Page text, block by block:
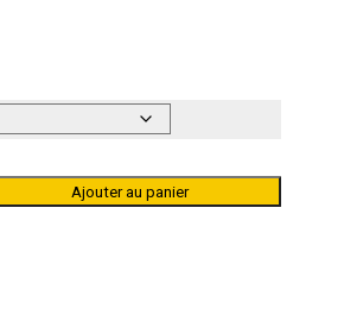
Ajouter au panier